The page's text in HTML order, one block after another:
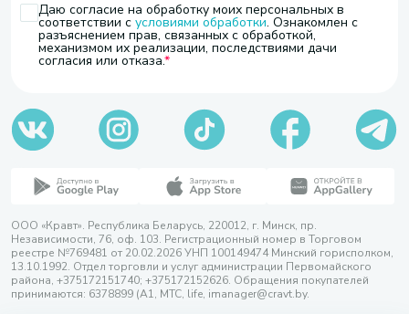
Даю согласие на обработку моих персональных в
соответствии с условиями обработки. Ознакомлен с
разъяснением прав, связанных с обработкой,
механизмом их реализации, последствиями дачи
согласия или отказа.
ООО «Кравт». Республика Беларусь, 220012, г. Минск, пр.
Независимости, 76, оф. 103. Регистрационный номер в Торговом
реестре №769481 от 20.02.2026 УНП 100149474 Минский горисполком,
13.10.1992. Отдел торговли и услуг администрации Первомайского
района, +375172151740; +375172152626. Обращения покупателей
принимаются: 6378899 (А1, МТС, life, imanager@cravt.by.